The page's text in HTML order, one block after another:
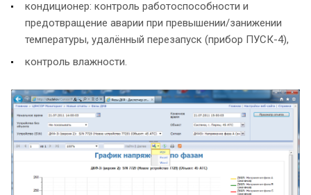
кондиционер: контроль работоспособности и
предотвращение аварии при превышении/занижении
температуры, удалённый перезапуск (прибор ПУСК-4),
контроль влажности.